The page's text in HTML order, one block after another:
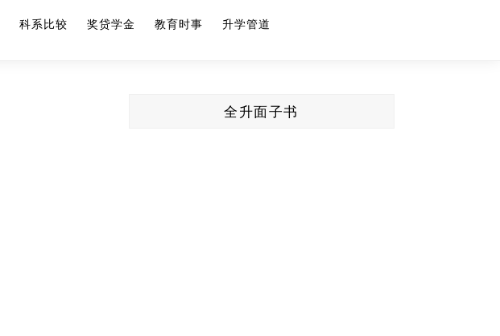
科系比较 奖贷学金 教育时事 升学管道
全升面子书